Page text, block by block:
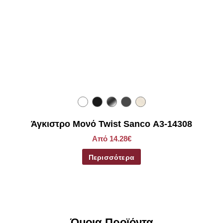
Άγκιστρο Μονό Twist Sanco Α3-14308
Από 14.28€
Περισσότερα